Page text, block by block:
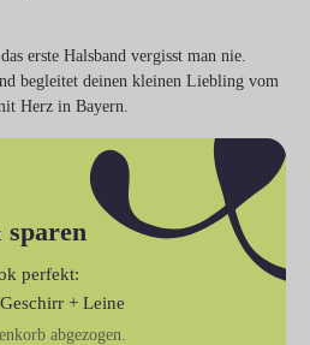
erste Halsband vergisst man nie.
begleitet deinen kleinen Liebling vom
Herz in Bayern.
perfekt:
Geschirr + Leine
abgezogen.